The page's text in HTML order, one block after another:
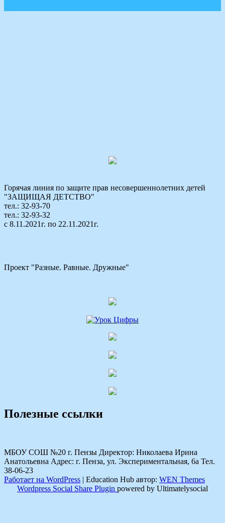
Горячая линия по защите прав несовершеннолетних детей
"ЗАЩИЩАЯ ДЕТСТВО"
тел.: 32-93-70
тел.: 32-93-32
с 8.11.2021г. по 22.11.2021г.
Проект "Разные. Равные. Дружные"
Полезные ссылки
МБОУ СОШ №20 г. Пензы Директор: Николаева Ирина
Анатольевна Адрес: г. Пенза, ул. Экспериментальная, 6а Тел.
38-06-23
Работает на WordPress | Education Hub автор: WEN Themes
Wordpress Social Share Plugin powered by Ultimatelysocial